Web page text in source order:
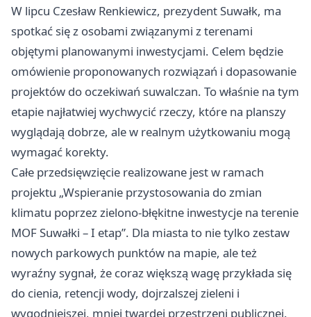
W lipcu Czesław Renkiewicz, prezydent Suwałk, ma
spotkać się z osobami związanymi z terenami
objętymi planowanymi inwestycjami. Celem będzie
omówienie proponowanych rozwiązań i dopasowanie
projektów do oczekiwań suwalczan. To właśnie na tym
etapie najłatwiej wychwycić rzeczy, które na planszy
wyglądają dobrze, ale w realnym użytkowaniu mogą
wymagać korekty.
Całe przedsięwzięcie realizowane jest w ramach
projektu „Wspieranie przystosowania do zmian
klimatu poprzez zielono-błękitne inwestycje na terenie
MOF Suwałki – I etap”. Dla miasta to nie tylko zestaw
nowych parkowych punktów na mapie, ale też
wyraźny sygnał, że coraz większą wagę przykłada się
do cienia, retencji wody, dojrzalszej zieleni i
wygodniejszej, mniej twardej przestrzeni publicznej.